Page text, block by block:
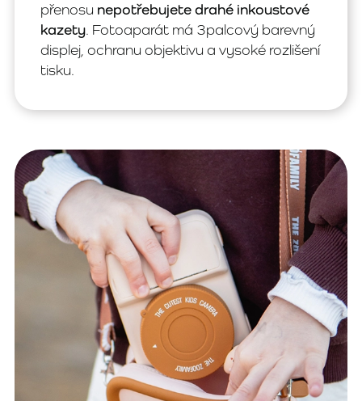
přenosu nepotřebujete drahé inkoustové
kazety. Fotoaparát má 3palcový barevný
displej, ochranu objektivu a vysoké rozlišení
tisku.